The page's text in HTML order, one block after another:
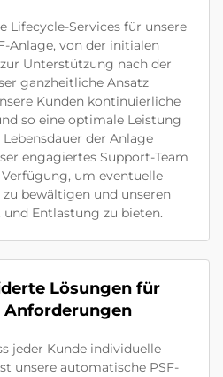
Lifecycle-Services für unsere
Anlage, von der initialen
Unterstützung nach der
ganzheitliche Ansatz
Kunden kontinuierliche
so eine optimale Leistung
der Anlage
engagiertes Support-Team
um eventuelle
bewältigen und unseren
Entlastung zu bieten.
Lösungen für
jeder Kunde individuelle
unsere automatische PSF-